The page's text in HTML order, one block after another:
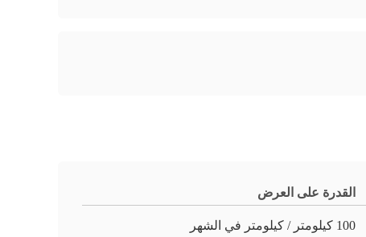
القدرة على العرض
100 كيلومتر / كيلومتر في الشهر